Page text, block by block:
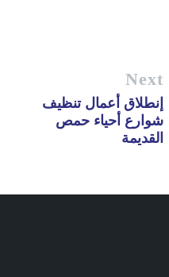
Next
إنطلاق أعمال تنظيف
شوارع أحياء حمص
القديمة